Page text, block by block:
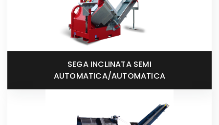
SEGA INCLINATA SEMI
AUTOMATICA/AUTOMATICA